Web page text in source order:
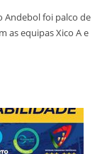
Andebol foi palco de
as equipas Xico A e